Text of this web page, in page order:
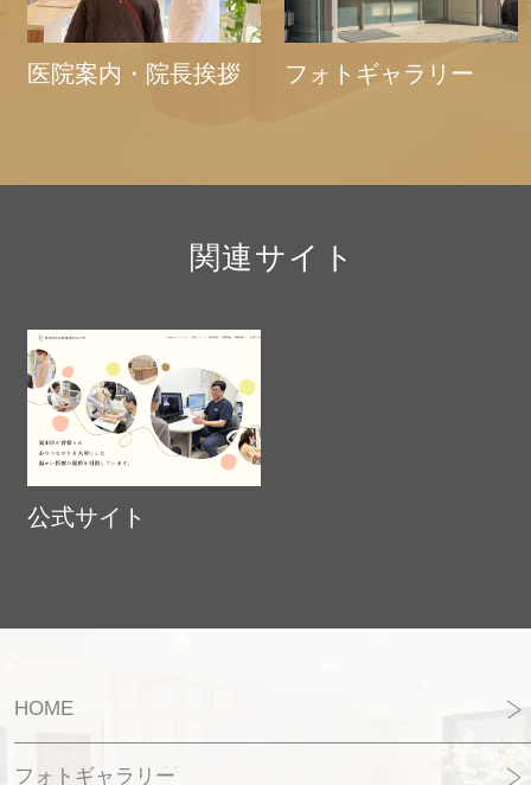
医院案内・院長挨拶 フォトギャラリー
関連サイト
公式サイト
HOME
フォトギャラリー